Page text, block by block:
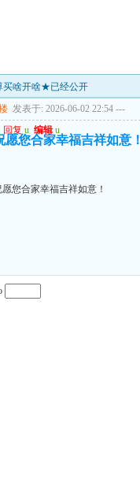
买啥开啥★已经公开
发表于: 2026-06-02 22:54 ---
回复 u 编辑 u
愿您合家幸福吉祥如意！
愿您合家幸福吉祥如意！